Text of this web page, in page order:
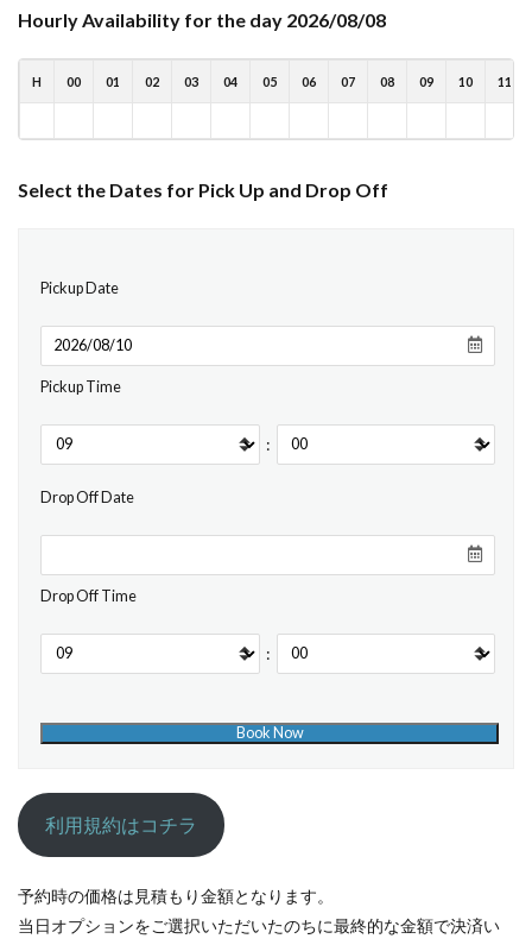
Hourly Availability for the day 2026/08/08
H 00 01 02 03 04 05 06 07 08 09 10 11
Select the Dates for Pick Up and Drop Off
Pickup Date
Pickup Time
:
Drop Off Date
Drop Off Time
:
利用規約はコチラ
予約時の価格は見積もり金額となります。
当日オプションをご選択いただいたのちに最終的な金額で決済い